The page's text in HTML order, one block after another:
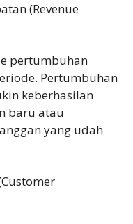
(Revenue
pertumbuhan
Pertumbuhan
keberhasilan
baru atau
yang udah